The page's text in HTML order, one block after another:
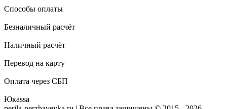
Способы оплаты
Безналичный расчёт
Наличный расчёт
Перевод на карту
Оплата через СБП
Юкаssа